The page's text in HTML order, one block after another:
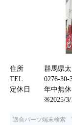
住所
群馬県
TEL
0276-30-
定休日
年中無休
※2025/3/
適合パーツ端末検索